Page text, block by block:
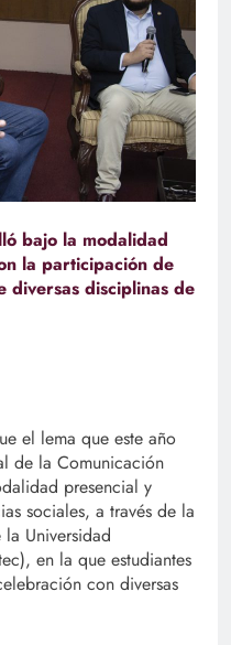
bajo la modalidad
la participación de
diversas disciplinas de
el lema que este año
de la Comunicación
presencial y
sociales, a través de la
Universidad
en la que estudiantes
con diversas